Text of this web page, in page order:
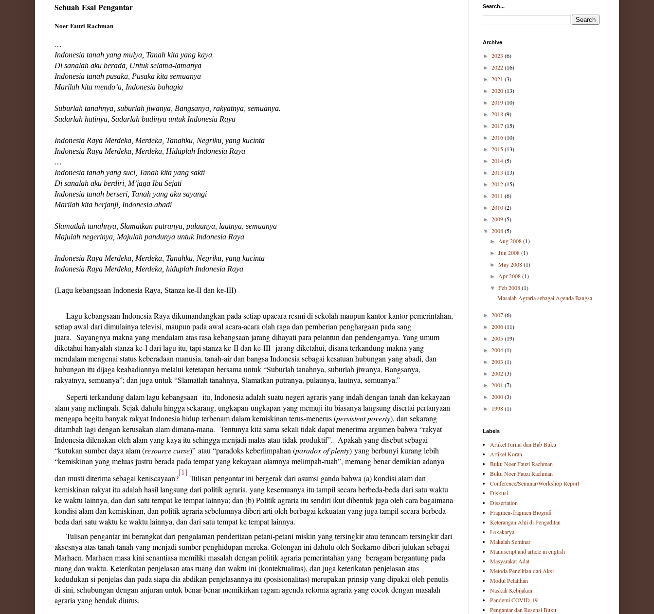
Sebuah Esai Pengantar
Noer Fauzi Rachman
…
Indonesia tanah yang mulya, Tanah kita yang kaya
Di sanalah aku berada, Untuk selama-lamanya
Indonesia tanah pusaka, Pusaka kita semuanya
Marilah kita mendo’a, Indonesia bahagia
Suburlah tanahnya, suburlah jiwanya, Bangsanya, rakyatnya, semuanya.
Sadarlah hatinya, Sadarlah budinya untuk Indonesia Raya
Indonesia Raya Merdeka, Merdeka, Tanahku, Negriku, yang kucinta
Indonesia Raya Merdeka, Merdeka, Hiduplah Indonesia Raya
…
Indonesia tanah yang suci, Tanah kita yang sakti
Di sanalah aku berdiri, M’jaga Ibu Sejati
Indonesia tanah berseri, Tanah yang aku sayangi
Marilah kita berjanji, Indonesia abadi
Slamatlah tanahnya, Slamatkan putranya, pulaunya, lautnya, semuanya
Majulah negerinya, Majulah pandunya untuk Indonesia Raya
Indonesia Raya Merdeka, Merdeka, Tanahku, Negriku, yang kucinta
Indonesia Raya Merdeka, Merdeka, hiduplah Indonesia Raya
(Lagu kebangsaan Indonesia Raya, Stanza ke-II dan ke-III)
Lagu kebangsaan Indonesia Raya dikumandangkan pada setiap upacara resmi di sekolah maupun kantor-kantor pemerintahan,
setiap awal dari dimulainya televisi, maupun pada awal acara-acara olah raga dan pemberian penghargaan pada sang
juara. Sayangnya makna yang mendalam atas rasa kebangsaan jarang dihayati para pelantun dan pendengarnya. Yang umum
diketahui hanyalah stanza ke-I dari lagu itu, tapi stanza ke-II dan ke-III jarang diketahui, disana terkandung makna yang
mendalam mengenai status keberadaan manusia, tanah-air dan bangsa Indonesia sebagai kesatuan hubungan yang abadi, dan
hubungan itu dijaga keabadiannya melalui ketetapan bersama untuk “Suburlah tanahnya, suburlah jiwanya, Bangsanya,
rakyatnya, semuanya”; dan juga untuk “Slamatlah tanahnya, Slamatkan putranya, pulaunya, lautnya, semuanya.”
Seperti terkandung dalam lagu kebangsaan itu, Indonesia adalah suatu negeri agraris yang indah dengan tanah dan kekayaan
alam yang melimpah. Sejak dahulu hingga sekarang, ungkapan-ungkapan yang memuji itu biasanya langsung disertai pertanyaan
mengapa begitu banyak rakyat Indonesia hidup terbenam dalam kemiskinan terus-menerus (persistent poverty), dan sekarang
ditambah lagi dengan kerusakan alam dimana-mana. Tentunya kita sama sekali tidak dapat menerima argumen bahwa “rakyat
Indonesia dilenakan oleh alam yang kaya itu sehingga menjadi malas atau tidak produktif”. Apakah yang disebut sebagai
“kutukan sumber daya alam (resource curse)” atau “paradoks keberlimpahan (paradox of plenty) yang berbunyi kurang lebih
“kemiskinan yang meluas justru berada pada tempat yang kekayaan alamnya melimpah-ruah”, memang benar demikian adanya
dan musti diterima sebagai keniscayaan?
[1]
Tulisan pengantar ini bergerak dari asumsi ganda bahwa (a) kondisi alam dan
kemiskinan rakyat itu adalah hasil langsung dari politik agraria, yang kesemuanya itu tampil secara berbeda-beda dari satu waktu
ke waktu lainnya, dan dari satu tempat ke tempat lainnya; dan (b) Politik agraria itu sendiri ikut dibentuk juga oleh cara bagaimana
kondisi alam dan kemiskinan, dan politik agraria sebelumnya diberi arti oleh berbagai kekuatan yang juga tampil secara berbeda-
beda dari satu waktu ke waktu lainnya, dan dari satu tempat ke tempat lainnya.
Tulisan pengantar ini berangkat dari pengalaman penderitaan petani-petani miskin yang tersingkir atau terancam tersingkir dari
aksesnya atas tanah-tanah yang menjadi sumber penghidupan mereka. Golongan ini dahulu oleh Soekarno diberi julukan sebagai
Marhaen. Marhaen masa kini senantiasa memiliki masalah dengan politik agraria pemerintahan yang beragam bergantung pada
ruang dan waktu. Keterikatan penjelasan atas ruang dan waktu ini (kontektualitas), dan juga keterikatan penjelasan atas
kedudukan si penjelas dan pada siapa dia abdikan penjelasannya itu (posisionalitas) merupakan prinsip yang dipakai oleh penulis
di sini, sehubungan dengan anjuran untuk benar-benar memikirkan ragam agenda reforma agraria yang cocok dengan masalah
agraria yang hendak diurus.
Search...
Archive
► 2023 (6)
► 2022(16)
► 2021 (3)
► 2020(13)
► 2019(10)
► 2018(9)
► 2017(15)
► 2016(10)
► 2015(13)
► 2014(5)
► 2013 (13)
► 2012(15)
► 2011 (6)
► 2010(2)
► 2009(5)
▼ 2008(5)
►Aug 2008(1)
►Jun 2008(1)
►May 2008(1)
►Apr 2008(1)
▼Feb 2008(1)
Masalah Agraria sebagai Agenda Bangsa
► 2007(6)
► 2006(11)
► 2005(19)
► 2004(1)
► 2003 (1)
► 2002(3)
► 2001 (7)
► 2000(3)
► 1998(1)
Labels
Artikel Jurnal dan Bab Buku
Artikel Koran
Buku Noer Fauzi Rachman
Buku Noer Fauzi Rachman
Conference/Seminar/Workshop Report
Diskusi
Dissertation
Fragmen-fragmen Biografi
Keterangan Ahli di Pengadilan
Lokakarya
Makalah Seminar
Manuscript and article in english
Masyarakat Adat
Metoda Penelitian dań Aksi
Modul Pelatihan
Naskah Kebijakan
Pandemi COVID-19
Pengantar dan Resensi Buku